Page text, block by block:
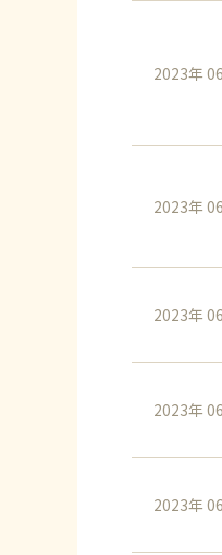
2023年
2023年
2023年
2023年
2023年